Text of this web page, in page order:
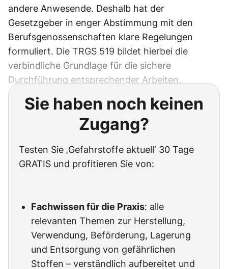
andere Anwesende. Deshalb hat der
Gesetzgeber in enger Abstimmung mit den
Berufsgenossenschaften klare Regelungen
formuliert. Die TRGS 519 bildet hierbei die
verbindliche Grundlage für die sichere
Durchführung entsprechender Arbeiten.
Sie haben noch keinen
Zugang?
Testen Sie ‚Gefahrstoffe aktuell‘ 30 Tage
GRATIS und profitieren Sie von:
Fachwissen für die Praxis: alle
relevanten Themen zur Herstellung,
Verwendung, Beförderung, Lagerung
und Entsorgung von gefährlichen
Stoffen – verständlich aufbereitet und